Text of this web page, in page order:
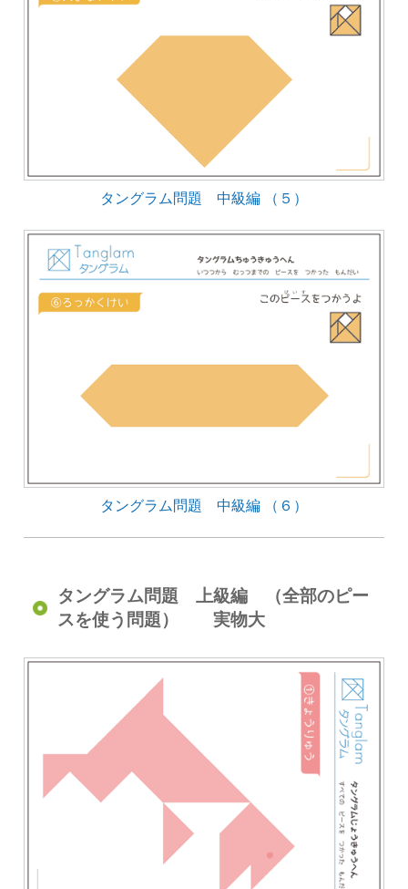
タングラム問題 中級編 （５）
タングラム問題 中級編 （６）
タングラム問題 上級編 （全部のピー
スを使う問題） 実物大